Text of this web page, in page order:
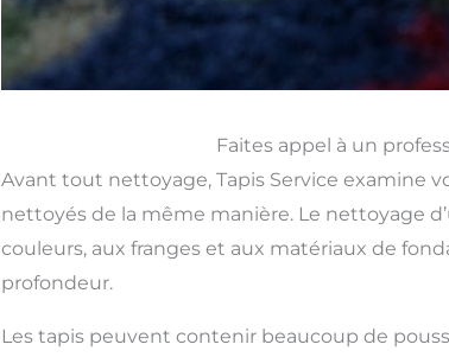
Faites appel à un
Avant tout nettoyage, Tapis Service examine
nettoyés de la même manière. Le nettoyage
couleurs, aux franges et aux matériaux de
profondeur.
Les tapis peuvent contenir beaucoup de